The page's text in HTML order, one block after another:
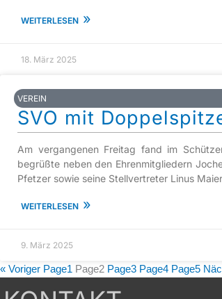
WEITERLESEN »
18. März 2025
VEREIN
SVO mit
Am vergangenen Freitag fand im
begrüßte neben den Ehrenmitgliedern
Pfetzer sowie seine Stellvertreter Linus
WEITERLESEN »
9. März 2025
« Voriger Page1 Page2 Page3 Page4 Page5